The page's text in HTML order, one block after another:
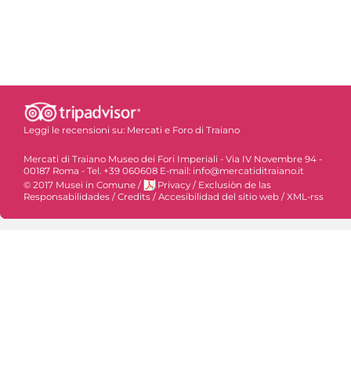
Leggi le recensioni su: Mercati e Foro di Traiano
Mercati di Traiano Museo dei Fori Imperiali - Via IV Novembre 94 -
00187 Roma - Tel. +39 060608 E-mail: info@mercatiditraiano.it
© 2017 Musei in Comune / Privacy / Exclusiòn de las
Responsabilidades / Credits / Accesibilidad del sitio web / XML-rss